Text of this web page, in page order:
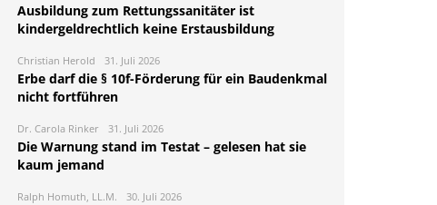
Ausbildung zum Rettungssanitäter ist
kindergeldrechtlich keine Erstausbildung
Christian Herold 31. Juli 2026
Erbe darf die § 10f-Förderung für ein Baudenkmal
nicht fortführen
Dr. Carola Rinker 31. Juli 2026
Die Warnung stand im Testat – gelesen hat sie
kaum jemand
Ralph Homuth, LL.M. 30. Juli 2026